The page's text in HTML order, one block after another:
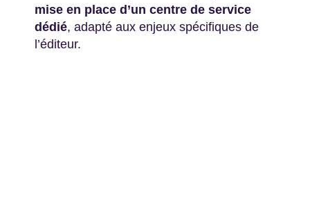
mise en place d’un centre de service
dédié, adapté aux enjeux spécifiques de
l’éditeur.